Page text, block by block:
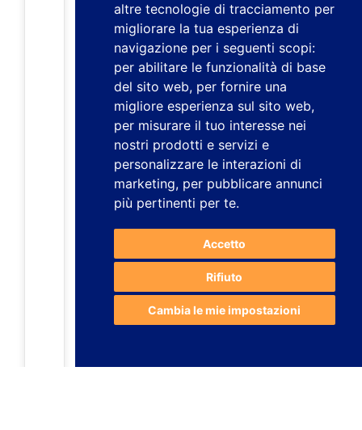
altre tecnologie di tracciamento per
migliorare la tua esperienza di
navigazione per i seguenti scopi:
per abilitare le funzionalità di base
del sito web, per fornire una
migliore esperienza sul sito web,
per misurare il tuo interesse nei
nostri prodotti e servizi e
personalizzare le interazioni di
marketing, per pubblicare annunci
più pertinenti per te.
Accetto
Rifiuto
Cambia le mie impostazioni